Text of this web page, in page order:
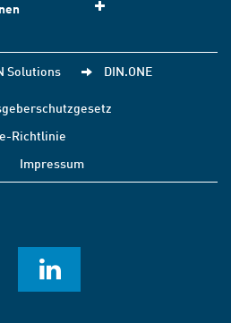
Solutions DIN.ONE
Richtlinie
Impressum